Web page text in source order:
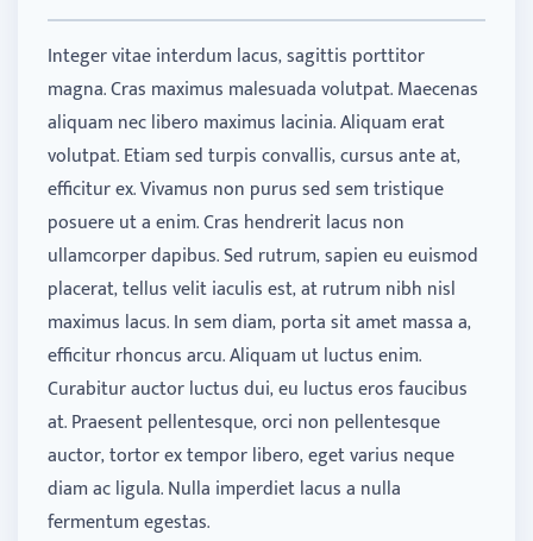
Integer vitae interdum lacus, sagittis porttitor
magna. Cras maximus malesuada volutpat. Maecenas
aliquam nec libero maximus lacinia. Aliquam erat
volutpat. Etiam sed turpis convallis, cursus ante at,
efficitur ex. Vivamus non purus sed sem tristique
posuere ut a enim. Cras hendrerit lacus non
ullamcorper dapibus. Sed rutrum, sapien eu euismod
placerat, tellus velit iaculis est, at rutrum nibh nisl
maximus lacus. In sem diam, porta sit amet massa a,
efficitur rhoncus arcu. Aliquam ut luctus enim.
Curabitur auctor luctus dui, eu luctus eros faucibus
at. Praesent pellentesque, orci non pellentesque
auctor, tortor ex tempor libero, eget varius neque
diam ac ligula. Nulla imperdiet lacus a nulla
fermentum egestas.